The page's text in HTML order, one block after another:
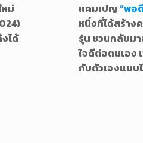
หม่
ได้
แคมเปญ“พอ
หนึ่งที่ได้สร้าง
รุ่น ชวนกลับม
ใจดีต่อตนเอง
กับตัวเองแบบ